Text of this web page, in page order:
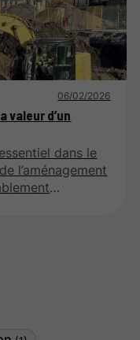
06/02/2026
valeur d’un
dans le
l’aménagement
transformer un